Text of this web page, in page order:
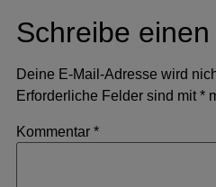
Schreibe
Deine E-Mail-Adresse wird
Erforderliche Felder sind mit*
Kommentar *